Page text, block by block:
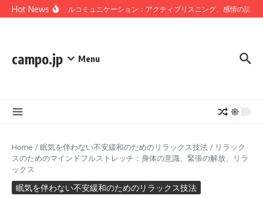
Skip to content
Hot News
マインドフルコミュニケーション：アクティブリスニング、感情の認識、
campo.jp Menu
Home /眠気を伴わない不安緩和のためのリラックス技法 / リラック
スのためのマインドフルストレッチ：身体の意識、緊張の解放、リラ
ックス
眠気を伴わない不安緩和のためのリラックス技法